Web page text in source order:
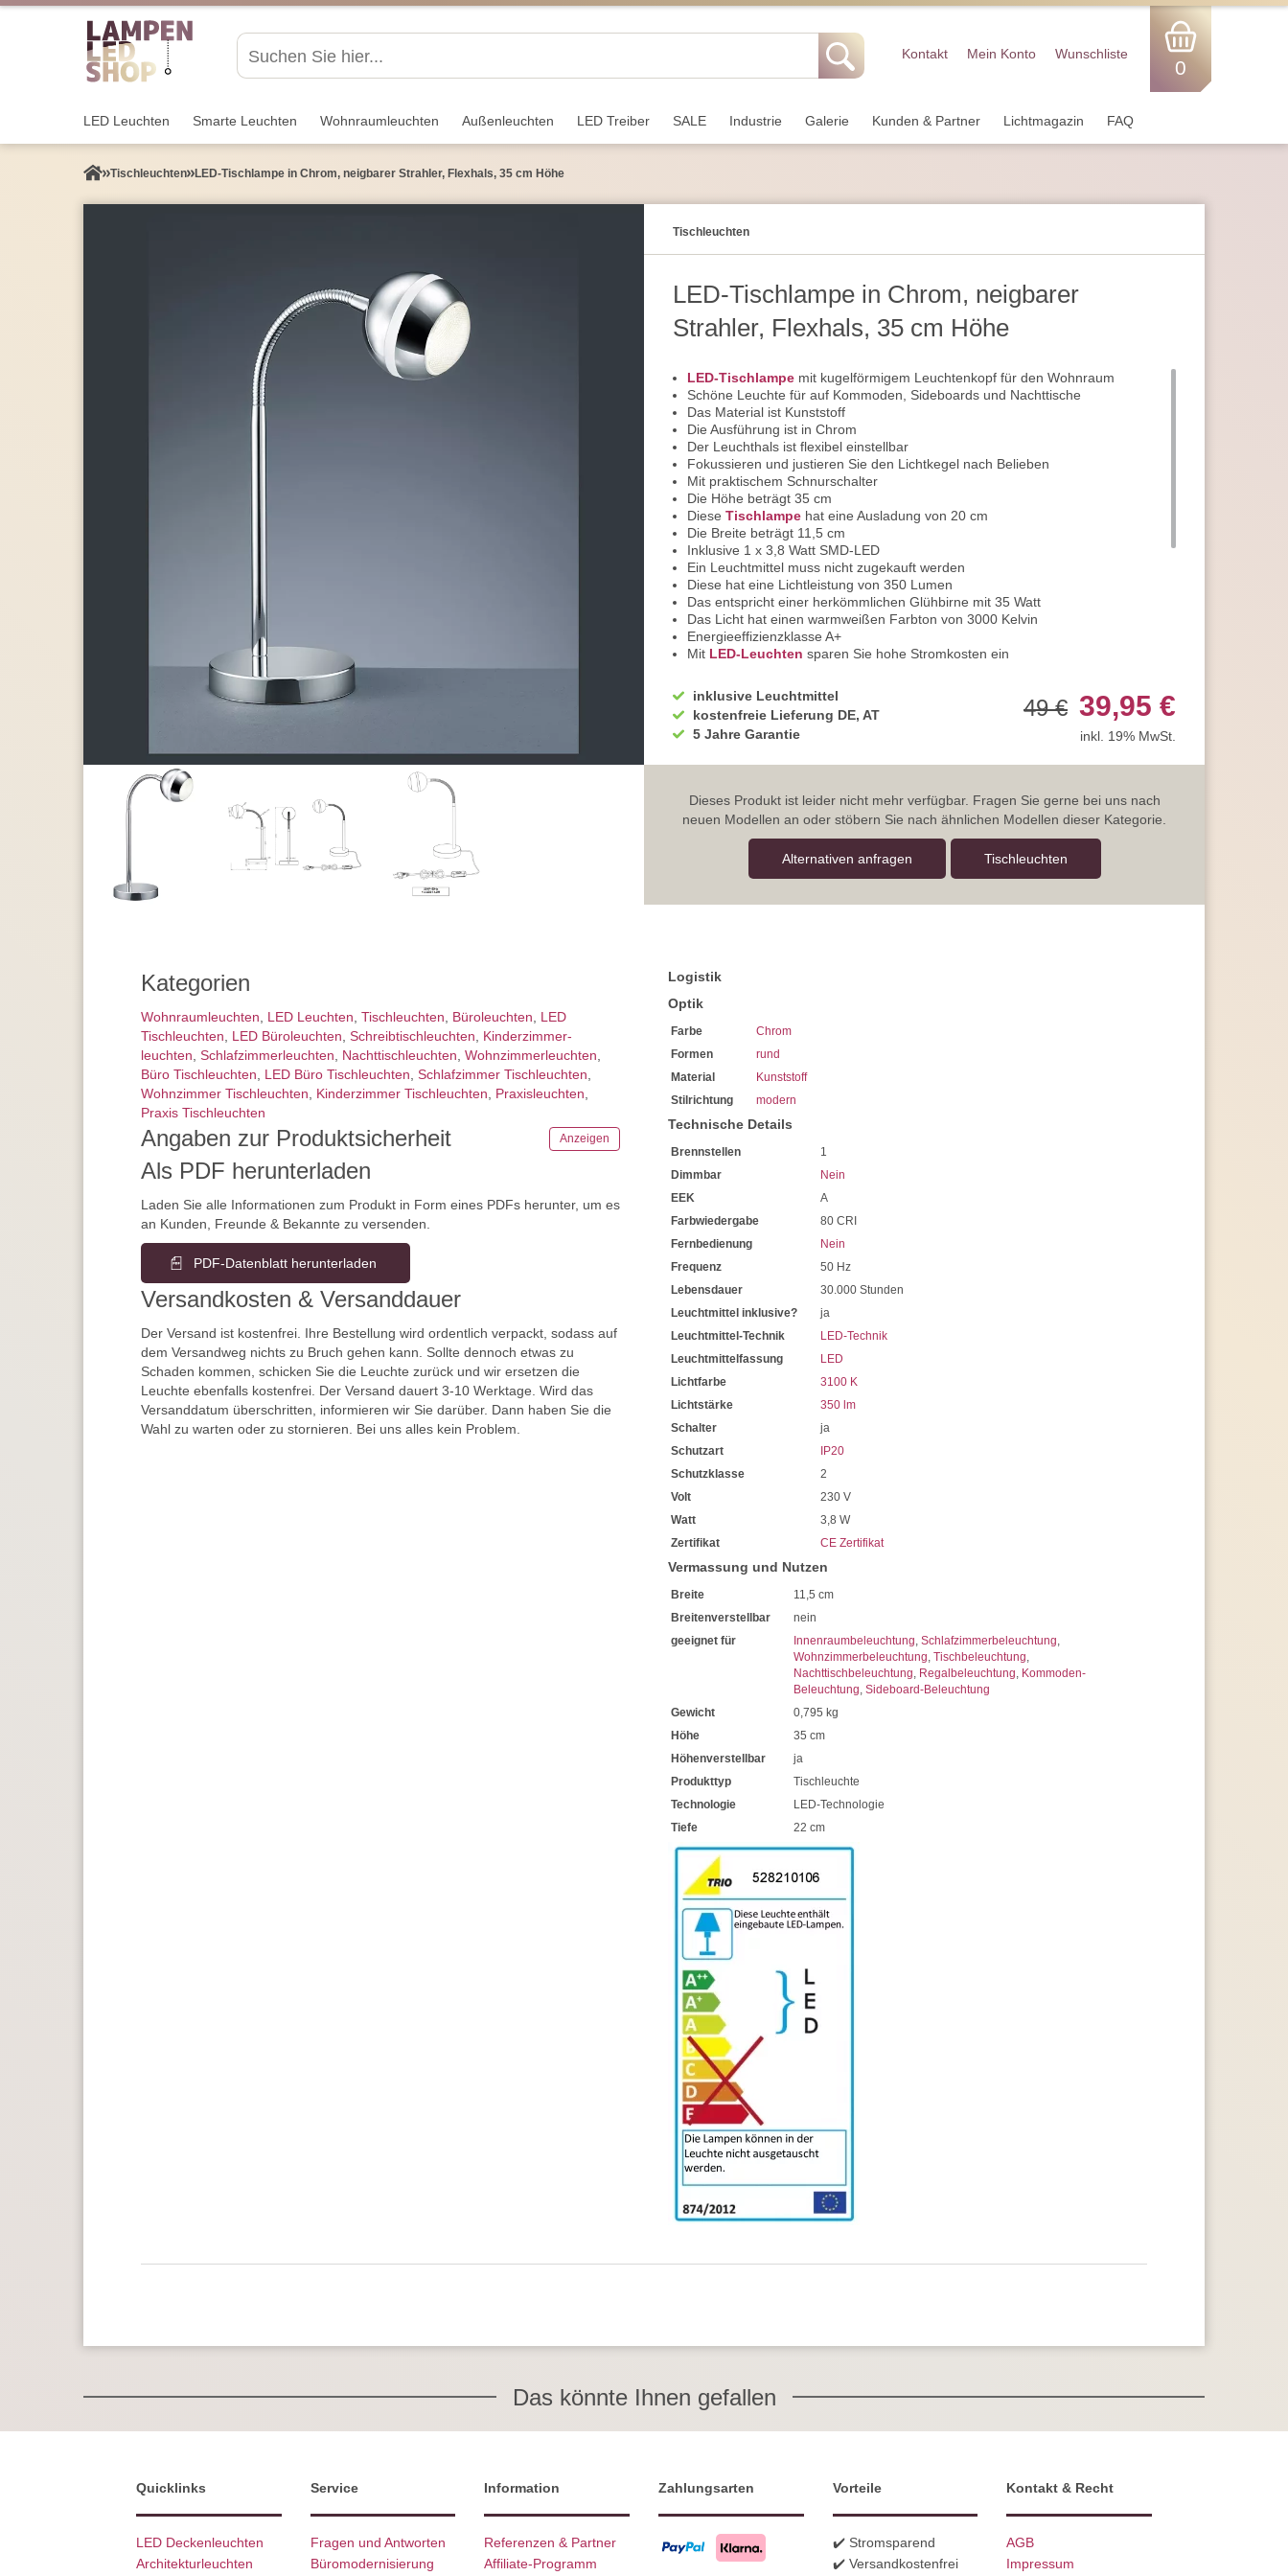
Kontakt Mein Konto Wunschliste
0
LED Leuchten Smarte Leuchten Wohnraum­leuchten Außen­leuchten LED Treiber SALE Industrie Galerie Kunden & Partner Lichtmagazin FAQ
Tisch­leuchten LED-Tischlampe in Chrom, neigbarer Strahler, Flexhals, 35 cm Höhe
Tisch­leuchten
LED-Tischlampe in Chrom, neigbarer
Strahler, Flexhals, 35 cm Höhe
LED-Tischlampe mit kugelförmigem Leuchtenkopf für den Wohnraum
Schöne Leuchte für auf Kommoden, Sideboards und Nachttische
Das Material ist Kunststoff
Die Ausführung ist in Chrom
Der Leuchthals ist flexibel einstellbar
Fokussieren und justieren Sie den Lichtkegel nach Belieben
Mit praktischem Schnurschalter
Die Höhe beträgt 35 cm
Diese Tischlampe hat eine Ausladung von 20 cm
Die Breite beträgt 11,5 cm
Inklusive 1 x 3,8 Watt SMD-LED
Ein Leuchtmittel muss nicht zugekauft werden
Diese hat eine Lichtleistung von 350 Lumen
Das entspricht einer herkömmlichen Glühbirne mit 35 Watt
Das Licht hat einen warmweißen Farbton von 3000 Kelvin
Energieeffizienzklasse A+
Mit LED-Leuchten sparen Sie hohe Stromkosten ein
Sehen Sie die Farben auch abends in voller Natürlichkeit
Sehr lange Lebensdauer mit ca. 30.000 Stunden
Die Betriebsspannung beträgt 230V / 50 Hz (normaler Stromanschluss)
Die Schutzklasse der
Bei Fragen, kontaktieren Sie uns sehr gerne und jederzeit
Erkundigen Sie sich bei höherer Artikelanzahl nach Mengenrabatten
Wir freuen uns auf Ihre Anfragen
inklusive Leuchtmittel
kostenfreie Lieferung DE, AT
5 Jahre Garantie
49 € 39,95 €
inkl. 19% MwSt.
Dieses Produkt ist leider nicht mehr verfügbar. Fragen Sie gerne bei uns nach
neuen Modellen an oder stöbern Sie nach ähnlichen Modellen dieser Kategorie.
Alternativen anfragen Tisch­leuchten
Kategorien
Wohnraum­leuchten, LED Leuchten, Tisch­leuchten, Büroleuchten, LED
Tischleuchten, LED Büroleuchten, Schreibtisch­leuchten, Kinderzimmer­
leuchten, Schlafzimmer­leuchten, Nachttisch­leuchten, Wohnzimmer­leuchten,
Büro Tischleuchten, LED Büro Tischleuchten, Schlafzimmer Tischleuchten,
Wohnzimmer Tischleuchten, Kinderzimmer Tischleuchten, Praxisleuchten,
Praxis Tischleuchten
Angaben zur Produktsicherheit Anzeigen
Als PDF herunterladen
Laden Sie alle Informationen zum Produkt in Form eines PDFs herunter, um es
an Kunden, Freunde & Bekannte zu versenden.
PDF-Datenblatt herunterladen
Versandkosten & Versanddauer
Der Versand ist kostenfrei. Ihre Bestellung wird ordentlich verpackt, sodass auf
dem Versandweg nichts zu Bruch gehen kann. Sollte dennoch etwas zu
Schaden kommen, schicken Sie die Leuchte zurück und wir ersetzen die
Leuchte ebenfalls kostenfrei. Der Versand dauert 3-10 Werktage. Wird das
Versanddatum überschritten, informieren wir Sie darüber. Dann haben Sie die
Wahl zu warten oder zu stornieren. Bei uns alles kein Problem.
Logistik
Optik
Farbe
Chrom
Formen
rund
Material
Kunststoff
Stilrichtung
modern
Technische Details
Brennstellen
1
Dimmbar
Nein
EEK
A
Farbwiedergabe
80 CRI
Fernbedienung
Nein
Frequenz
50 Hz
Lebensdauer
30.000 Stunden
Leuchtmittel inklusive?
ja
Leuchtmittel-Technik
LED-Technik
Leuchtmittelfassung
LED
Lichtfarbe
3100 K
Lichtstärke
350 lm
Schalter
ja
Schutzart
IP20
Schutzklasse
2
Volt
230 V
Watt
3,8 W
Zertifikat
CE Zertifikat
Vermassung und Nutzen
Breite
11,5 cm
Breitenverstellbar
nein
geeignet für
Innenraumbeleuchtung, Schlafzimmerbeleuchtung,
Wohnzimmerbeleuchtung, Tischbeleuchtung,
Nachttischbeleuchtung, Regalbeleuchtung, Kommoden-
Beleuchtung, Sideboard-Beleuchtung
Gewicht
0,795 kg
Höhe
35 cm
Höhenverstellbar
ja
Produkttyp
Tischleuchte
Technologie
LED-Technologie
Tiefe
22 cm
Das könnte Ihnen gefallen
Quicklinks
LED Deckenleuchten
Architekturleuchten
Service
Fragen und Antworten
Büromodernisierung
Information
Referenzen & Partner
Affiliate-Programm
Zahlungsarten Vorteile
✔️ Stromsparend
✔️ Versandkostenfrei
Kontakt & Recht
AGB
Impressum